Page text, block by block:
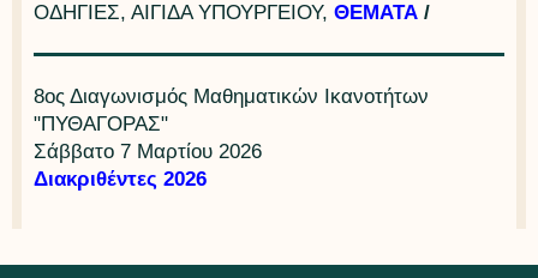
ΟΔΗΓΙΕΣ, ΑΙΓΙΔΑ ΥΠΟΥΡΓΕΙΟΥ, ΘΕΜΑΤΑ /
8ος Διαγωνισμός Μαθηματικών Ικανοτήτων
"ΠΥΘΑΓΟΡΑΣ"
Σάββατο 7 Μαρτίου 2026
Διακριθέντες 2026